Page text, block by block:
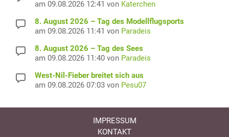
am 09.08.2026 12:41 von Katerchen
8. August 2026 – Tag des Modellflugsports
am 09.08.2026 11:41 von Paradeis
8. August 2026 – Tag des Sees
am 09.08.2026 11:40 von Paradeis
West-Nil-Fieber breitet sich aus
am 09.08.2026 07:03 von Pesu07
IMPRESSUM
KONTAKT